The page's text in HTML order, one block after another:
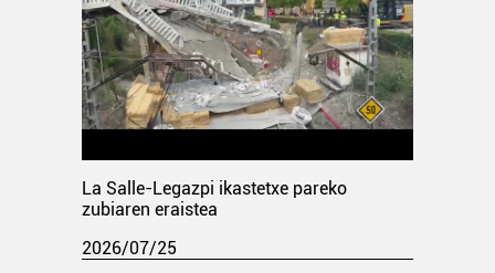
La Salle-Legazpi ikastetxe pareko
zubiaren eraistea
2026/07/25